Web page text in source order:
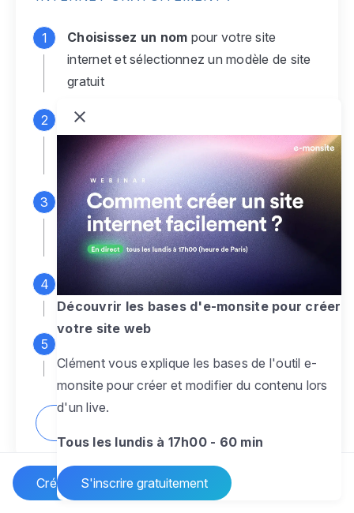
Créer un site Internet
Choisissez un nom pour votre site
internet et sélectionnez un modèle de site
gratuit
Connectez-vous
monsite gratuit pour accéder à votre
espace d'administration
Personnalisez entièrement le
designpour créer un site web sur-mesure,
à votre image
Ajoutez des pagessans limite pour
présenter votre activité, votre passion
pour rendre votre site dynamique
Découvrir les bases d'e-monsite pour créer
votre site web
Clément vous explique les bases de l'outil e-
monsite pour créer et modifier du contenu lors
d'un live.
Tous les lundis à 17h00 - 60 min
S'inscrire gratuitement